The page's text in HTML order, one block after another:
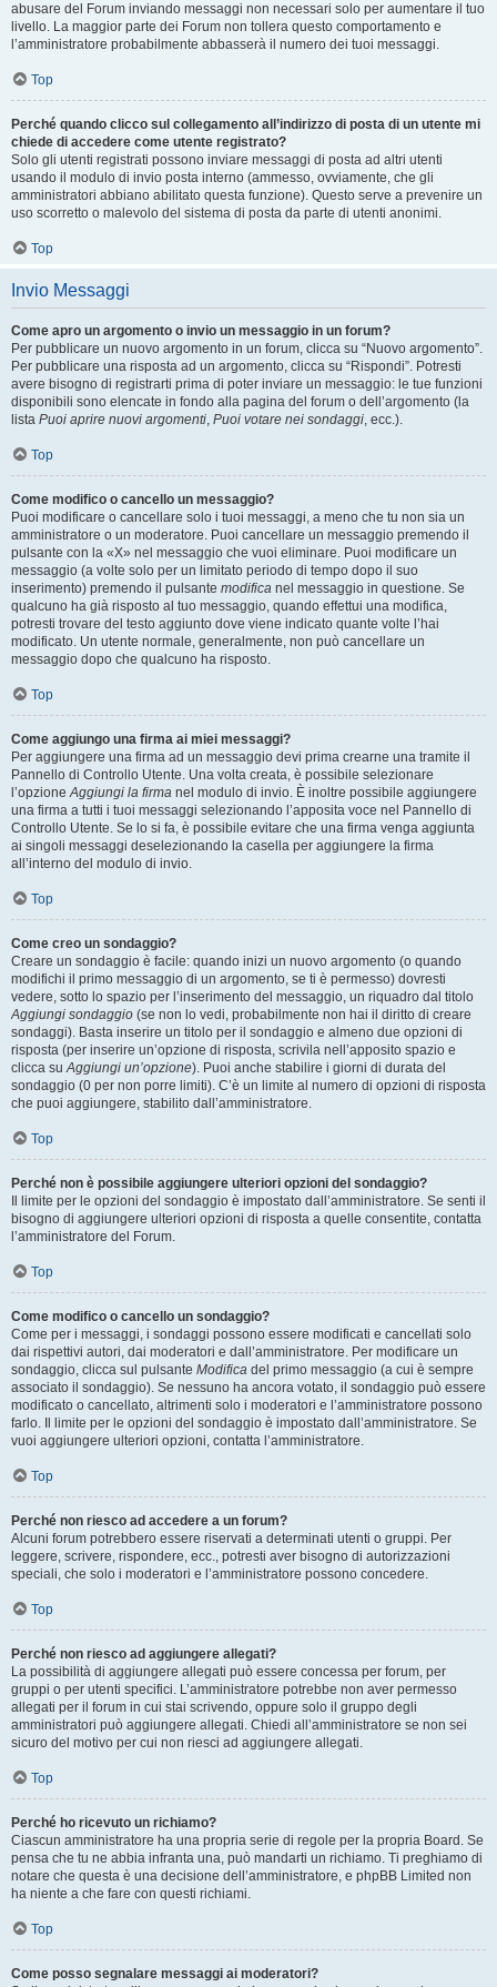
abusare del Forum inviando messaggi non necessari solo per aumentare il tuo
livello. La maggior parte dei Forum non tollera questo comportamento e
l’amministratore probabilmente abbasserà il numero dei tuoi messaggi.
Top
Perché quando clicco sul collegamento all’indirizzo di posta di un utente mi
chiede di accedere come utente registrato?
Solo gli utenti registrati possono inviare messaggi di posta ad altri utenti
usando il modulo di invio posta interno (ammesso, ovviamente, che gli
amministratori abbiano abilitato questa funzione). Questo serve a prevenire un
uso scorretto o malevolo del sistema di posta da parte di utenti anonimi.
Top
Invio Messaggi
Come apro un argomento o invio un messaggio in un forum?
Per pubblicare un nuovo argomento in un forum, clicca su “Nuovo argomento”.
Per pubblicare una risposta ad un argomento, clicca su “Rispondi”. Potresti
avere bisogno di registrarti prima di poter inviare un messaggio: le tue funzioni
disponibili sono elencate in fondo alla pagina del forum o dell’argomento (la
lista Puoi aprire nuovi argomenti, Puoi votare nei sondaggi, ecc.).
Top
Come modifico o cancello un messaggio?
Puoi modificare o cancellare solo i tuoi messaggi, a meno che tu non sia un
amministratore o un moderatore. Puoi cancellare un messaggio premendo il
pulsante con la «X» nel messaggio che vuoi eliminare. Puoi modificare un
messaggio (a volte solo per un limitato periodo di tempo dopo il suo
inserimento) premendo il pulsante modifica nel messaggio in questione. Se
qualcuno ha già risposto al tuo messaggio, quando effettui una modifica,
potresti trovare del testo aggiunto dove viene indicato quante volte l’hai
modificato. Un utente normale, generalmente, non può cancellare un
messaggio dopo che qualcuno ha risposto.
Top
Come aggiungo una firma ai miei messaggi?
Per aggiungere una firma ad un messaggio devi prima crearne una tramite il
Pannello di Controllo Utente. Una volta creata, è possibile selezionare
l’opzioneAggiungi la firma nel modulo di invio. È inoltre possibile aggiungere
una firma a tutti i tuoi messaggi selezionando l’apposita voce nel Pannello di
Controllo Utente. Se lo si fa, è possibile evitare che una firma venga aggiunta
ai singoli messaggi deselezionando la casella per aggiungere la firma
all’interno del modulo di invio.
Top
Come creo un sondaggio?
Creare un sondaggio è facile: quando inizi un nuovo argomento (o quando
modifichi il primo messaggio di un argomento, se ti è permesso) dovresti
vedere, sotto lo spazio per l’inserimento del messaggio, un riquadro dal titolo
Aggiungi sondaggio (se non lo vedi, probabilmente non hai il diritto di creare
sondaggi). Basta inserire un titolo per il sondaggio e almeno due opzioni di
risposta (per inserire un’opzione di risposta, scrivila nell’apposito spazio e
clicca suAggiungi un’opzione). Puoi anche stabilire i giorni di durata del
sondaggio (0 per non porre limiti). C’è un limite al numero di opzioni di risposta
che puoi aggiungere, stabilito dall’amministratore.
Top
Perché non è possibile aggiungere ulteriori opzioni del sondaggio?
Il limite per le opzioni del sondaggio è impostato dall’amministratore. Se senti il
bisogno di aggiungere ulteriori opzioni di risposta a quelle consentite, contatta
l’amministratore del Forum.
Top
Come modifico o cancello un sondaggio?
Come per i messaggi, i sondaggi possono essere modificati e cancellati solo
dai rispettivi autori, dai moderatori e dall’amministratore. Per modificare un
sondaggio, clicca sul pulsante Modifica del primo messaggio (a cui è sempre
associato il sondaggio). Se nessuno ha ancora votato, il sondaggio può essere
modificato o cancellato, altrimenti solo i moderatori e l’amministratore possono
farlo. Il limite per le opzioni del sondaggio è impostato dall’amministratore. Se
vuoi aggiungere ulteriori opzioni, contatta l’amministratore.
Top
Perché non riesco ad accedere a un forum?
Alcuni forum potrebbero essere riservati a determinati utenti o gruppi. Per
leggere, scrivere, rispondere, ecc., potresti aver bisogno di autorizzazioni
speciali, che solo i moderatori e l’amministratore possono concedere.
Top
Perché non riesco ad aggiungere allegati?
La possibilità di aggiungere allegati può essere concessa per forum, per
gruppi o per utenti specifici. L’amministratore potrebbe non aver permesso
allegati per il forum in cui stai scrivendo, oppure solo il gruppo degli
amministratori può aggiungere allegati. Chiedi all’amministratore se non sei
sicuro del motivo per cui non riesci ad aggiungere allegati.
Top
Perché ho ricevuto un richiamo?
Ciascun amministratore ha una propria serie di regole per la propria Board. Se
pensa che tu ne abbia infranta una, può mandarti un richiamo. Ti preghiamo di
notare che questa è una decisione dell’amministratore, e phpBB Limited non
ha niente a che fare con questi richiami.
Top
Come posso segnalare messaggi ai moderatori?